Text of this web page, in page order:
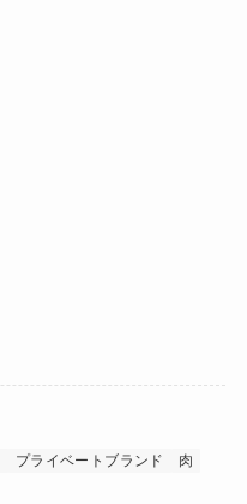
プライベートブランド 肉